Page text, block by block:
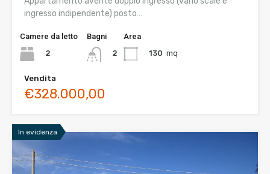
ingresso indipendente) posto…
Camere da letto
2
Bagni
2
Area
130 mq
Vendita
€328.000,00
In evidenza